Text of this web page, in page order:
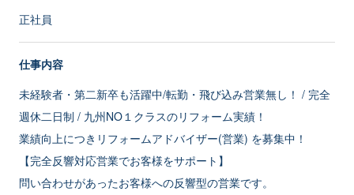
正社員
仕事内容
未経験者・第二新卒も活躍中/転勤・飛び込み営業無し！ / 完全
週休二日制 / 九州NO１クラスのリフォーム実績！
業績向上につきリフォームアドバイザー(営業) を募集中！
【完全反響対応営業でお客様をサポート】
問い合わせがあったお客様への反響型の営業です。